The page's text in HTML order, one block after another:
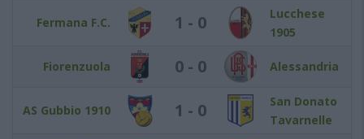
Fermana F.C. 1 - 0
Lucchese
1905
Fiorenzuola 0 - 0 Alessandria
AS Gubbio 1910 1 - 0
San Donato
Tavarnelle